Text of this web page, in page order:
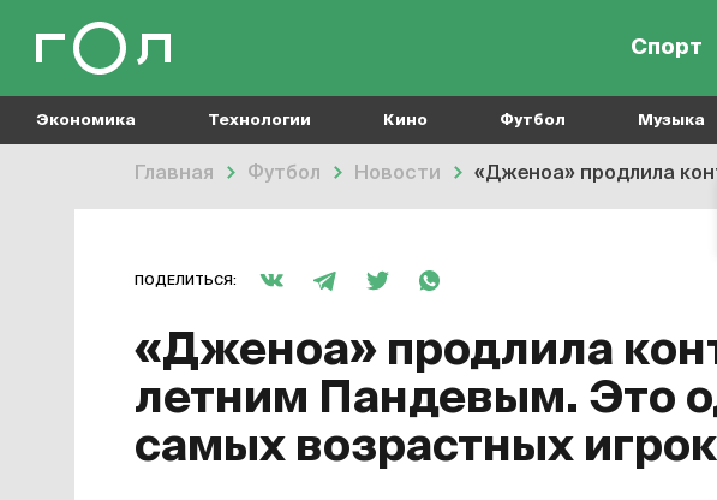
Спорт
Экономика Технологии Кино Футбол Музыка
Главная Футбол Новости «Дженоа» продлила
ПОДЕЛИТЬСЯ:
«Дженоа» продлила
летним Пандевым. Это
самых возрастных